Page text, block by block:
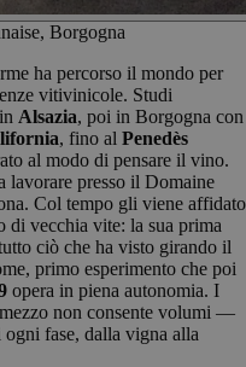
Borgogna
ha percorso il mondo per
vitivinicole. Studi
Alsazia, poi in Borgogna con
, fino al Penedès
al modo di pensare il vino.
lavorare presso il Domaine
Col tempo gli viene affidato
di vecchia vite: la sua prima
ciò che ha visto girando il
primo esperimento che poi
opera in piena autonomia. I
non consente volumi —
fase, dalla vigna alla